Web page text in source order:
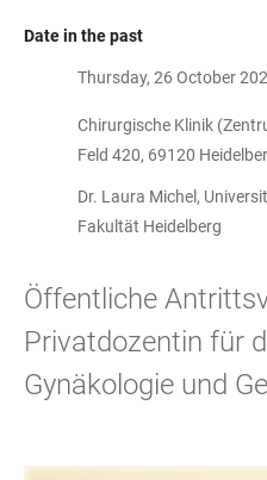
Date in the past
Thursday, 26 October
Chirurgische Klinik
Feld 420, 69120
Dr. Laura Michel,
Fakultät Heidelberg
Öffentliche
Privatdozentin für
Gynäkologie und